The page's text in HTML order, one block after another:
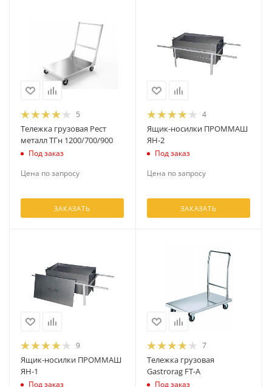
5
Тележка грузовая Рест
металл ТГн 1200/700/900
Под заказ
Цена по запросу
ЗАКАЗАТЬ
4
Ящик-носилки ПРОММАШ
ЯН-2
Под заказ
Цена по запросу
ЗАКАЗАТЬ
9
Ящик-носилки ПРОММАШ
ЯН-1
Под заказ
7
Тележка грузовая
Gastrorag FT-A
Под заказ